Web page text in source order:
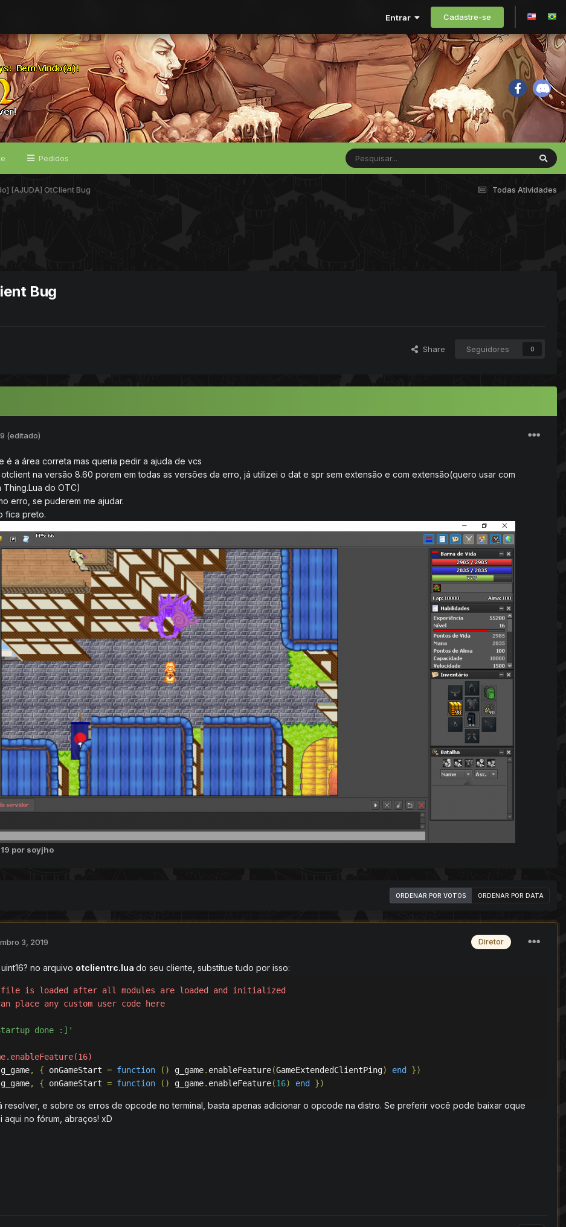
Entrar Cadastre-se
Pedidos
Todas Atividades
[AJUDA] OtClient Bug
Bug
Share Seguidores 0
(editado)
é a área correta mas queria pedir a ajuda de vcs
na versão 8.60 porem em todas as versões da erro, já utilizei o dat e spr sem extensão e com extensão(quero usar com
do OTC)
erro, se puderem me ajudar.
fica preto.
por soyjho
ORDENAR POR VOTOS ORDENAR POR DATA
Diretor
3, 2019
no arquivo otclientrc.lua do seu cliente, substitue tudo por isso:
is loaded after all modules are loaded and initialized
place any custom user code here
done :]'
g_game, { onGameStart = function () g_game. enableFeature(GameExtendedClientPing) end
})
g_game, { onGameStart = function () g_game. enableFeature(16) end })
resolver, e sobre os erros de opcode no terminal, basta apenas adicionar o opcode na distro. Se preferir você pode baixar oque
aqui no fórum, abraços! xD